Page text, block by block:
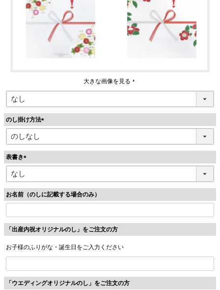
大きな画像を見る
のし掛け方法
(
表書き
(
必
お名前（のしに記載する場合のみ）
「出産内祝オリジナルのし」をご注文の方
お子様のふりがな・誕生日をご入力ください
「ウエディングオリジナルのし」をご注文の方